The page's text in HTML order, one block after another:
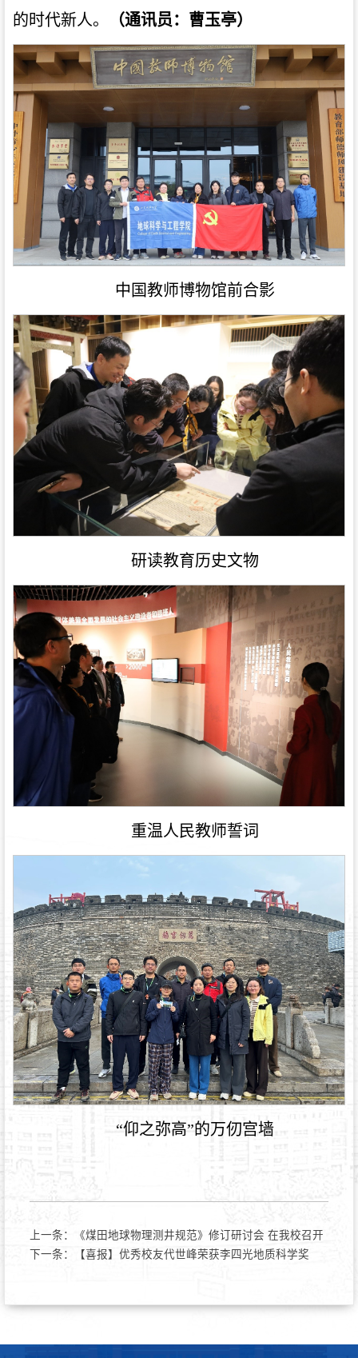
的时代新人。
（通讯员：曹玉亭）
中国教师博物馆前合影
研读教育历史文物
重温人民教师誓词
“仰之弥高”的万仞宫墙
上一条：
《煤田地球物理测井规范》修订研讨会 在我校召开
下一条：
【喜报】优秀校友代世峰荣获李四光地质科学奖